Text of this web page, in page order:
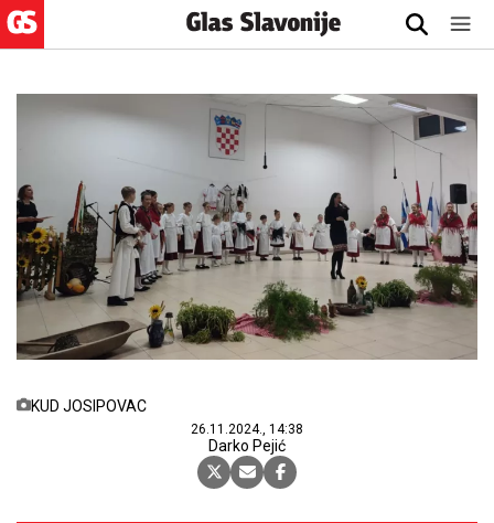
KUD JOSIPOVAC
26.11.2024., 14:38
Darko Pejić